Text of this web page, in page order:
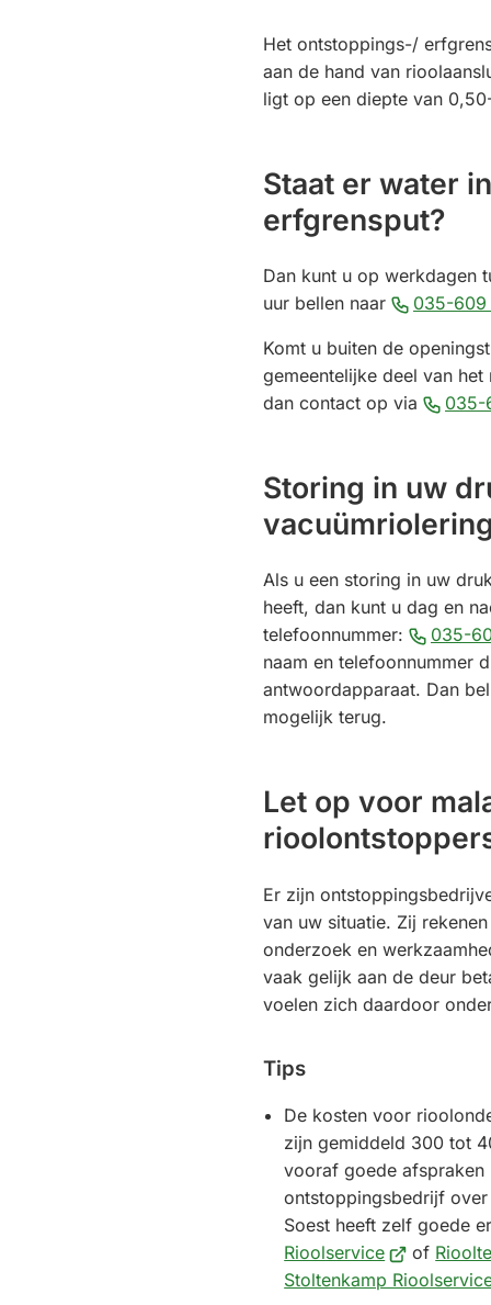
Het ontstoppings-/
aan de hand van
ligt op een diepte van
Staat er water
erfgrensput?
Dan kunt u op werkdagen
uur bellen naar
035-609
Komt u buiten de
gemeentelijke deel van
dan contact op via
035-
Storing in uw
Als u een storing in uw
heeft, dan kunt u dag en
telefoonnummer:
035-
naam en telefoonnummer
antwoordapparaat. Dan
mogelijk terug.
Let op voor
Er zijn
van uw situatie. Zij
onderzoek en
vaak gelijk aan de deur
voelen zich daardoor
Tips
De kosten voor
zijn gemiddeld 300 tot
vooraf goede afspraken
ontstoppingsbedrijf
Soest heeft zelf goede
Rioolservice(Verwijst
naar
of
Stoltenkamp